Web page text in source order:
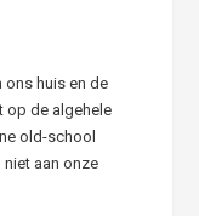
ons huis en de
op de algehele
old-school
aan onze